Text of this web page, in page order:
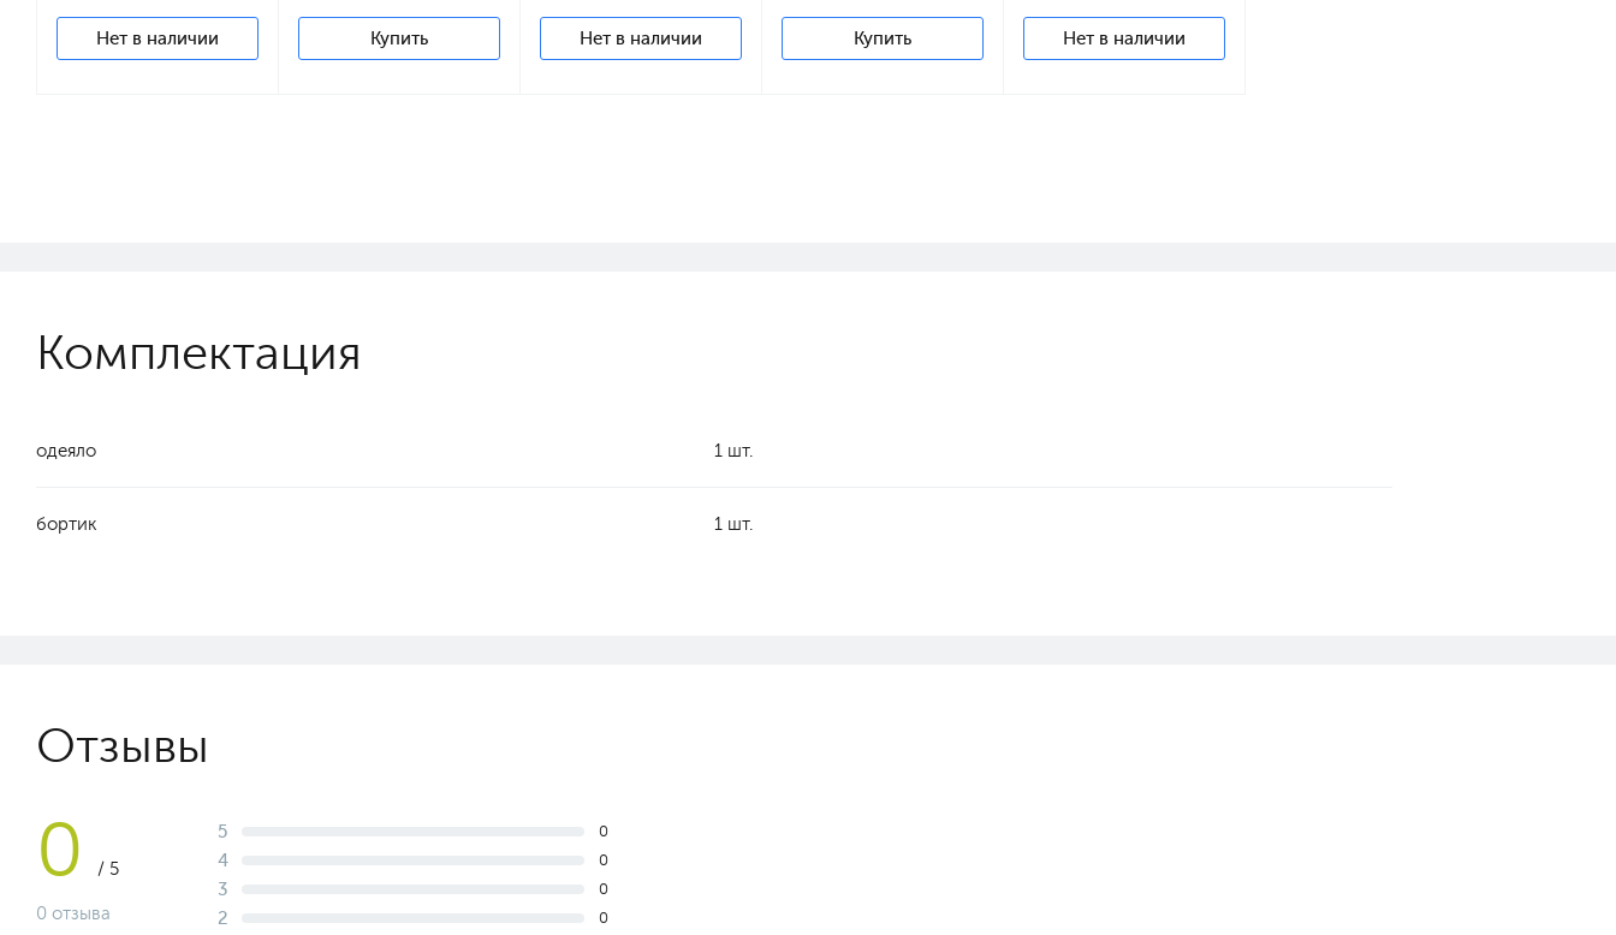
Нет в наличии Купить Нет в наличии Купить Нет в наличии
Комплектация
одеяло 1 шт.
бортик 1 шт.
Отзывы
0 / 5
0 отзыва
5 0
4 0
3 0
2 0